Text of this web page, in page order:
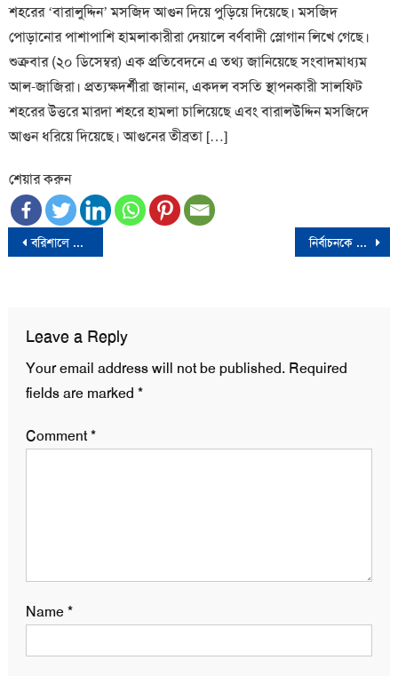
শহরের ‘বারালুদ্দিন’ মসজিদ আগুন দিয়ে পুড়িয়ে দিয়েছে। মসজিদ
পোড়ানোর পাশাপাশি হামলাকারীরা দেয়ালে বর্ণবাদী স্লোগান লিখে গেছে।
শুক্রবার (২০ ডিসেম্বর) এক প্রতিবেদনে এ তথ্য জানিয়েছে সংবাদমাধ্যম
আল-জাজিরা। প্রত্যক্ষদর্শীরা জানান, একদল বসতি স্থাপনকারী সালফিট
শহরের উত্তরে মারদা শহরে হামলা চালিয়েছে এবং বারালউদ্দিন মসজিদে
আগুন ধরিয়ে দিয়েছে। আগুনের তীব্রতা […]
শেয়ার করুন
Post
বরিশালে প্রধানমন্ত্রীর জনসভায় দু’গ্রুপের সংঘর্ষে কৃষক লীগ নেতা নিহত নির্বাচনকে সামনে রেখে সারা দেশে বিজিবি ও র‍্যাব মোতায়েন
Leave a Reply
Your email address will not be published. Required
fields are marked *
Comment*
Name*